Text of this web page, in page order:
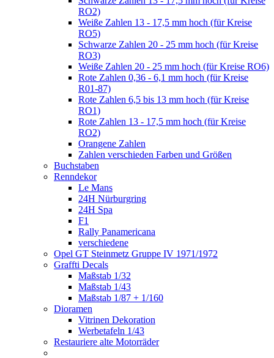
RO2)
Weiße Zahlen 13 - 17,5 mm hoch (für Kreise
RO5)
Schwarze Zahlen 20 - 25 mm hoch (für Kreise
RO3)
Weiße Zahlen 20 - 25 mm hoch (für Kreise RO6)
Rote Zahlen 0,36 - 6,1 mm hoch (für Kreise
R01-87)
Rote Zahlen 6,5 bis 13 mm hoch (für Kreise
RO1)
Rote Zahlen 13 - 17,5 mm hoch (für Kreise
RO2)
Orangene Zahlen
Zahlen verschieden Farben und Größen
Buchstaben
Renndekor
Le Mans
24H Nürburgring
24H Spa
F1
Rally Panamericana
verschiedene
Opel GT Steinmetz Gruppe IV 1971/1972
Graffti Decals
Maßstab 1/32
Maßstab 1/43
Maßstab 1/87 + 1/160
Dioramen
Vitrinen Dekoration
Werbetafeln 1/43
Restauriere alte Motorräder